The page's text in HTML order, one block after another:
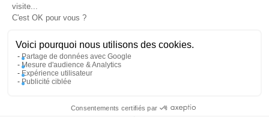
visite...
C'est OK pour vous ?
Voici pourquoi nous utilisons des cookies.
Partage de données avec Google
Mesure d'audience & Analytics
Expérience utilisateur
Publicité ciblée
Consentements certifiés par
NOS MARQUES PARTENAIRES
Altago
Multi-Mover
UNE RÉALISATION MEDIAPILOTE
PERSONNELLES (RGPD)
PLAN DU SITE
PROFITEZ DE -5 %
vous abonnant à notre newsletter !
J'en profite